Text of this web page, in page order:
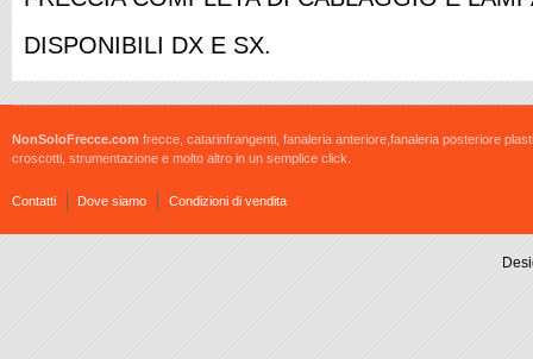
DISPONIBILI DX E SX.
NonSoloFrecce.com frecce, catarinfrangenti, fanaleria anteriore,fanaleria posteriore
croscotti, strumentazione e molto altro in un semplice click.
Contatti Dove siamo Condizioni di vendita